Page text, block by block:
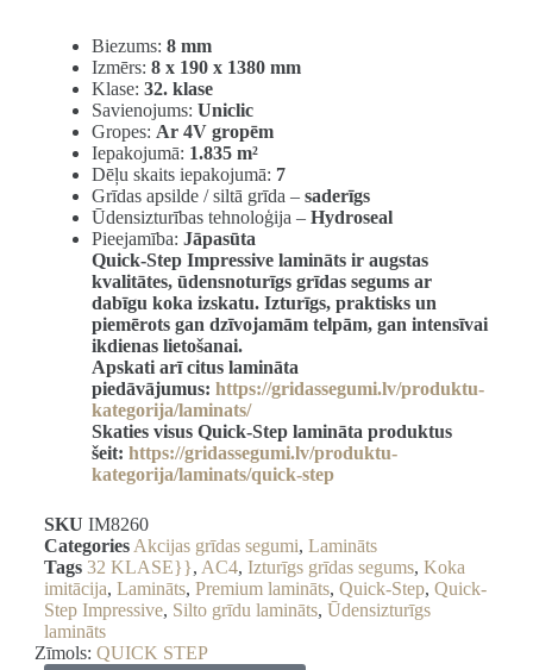
Biezums: 8 mm
Izmērs: 8 x 190 x 1380 mm
Klase: 32. klase
Savienojums: Uniclic
Gropes: Ar 4V gropēm
Iepakojumā: 1.835 m²
Dēļu skaits iepakojumā: 7
Grīdas apsilde / siltā grīda – saderīgs
Ūdensizturības tehnoloģija – Hydroseal
Pieejamība: Jāpasūta
Quick-Step Impressive lamināts ir augstas
kvalitātes, ūdensnoturīgs grīdas segums ar
dabīgu koka izskatu. Izturīgs, praktisks un
piemērots gan dzīvojamām telpām, gan intensīvai
ikdienas lietošanai.
Apskati arī citus lamināta
piedāvājumus: https://gridassegumi.lv/produktu-
kategorija/laminats/
Skaties visus Quick-Step lamināta produktus
šeit: https://gridassegumi.lv/produktu-
kategorija/laminats/quick-step
SKU IM8260
Categories Akcijas grīdas segumi, Lamināts
Tags 32 KLASE}}, AC4, Izturīgs grīdas segums, Koka
imitācija, Lamināts, Premium lamināts, Quick-Step, Quick-
Step Impressive, Silto grīdu lamināts, Ūdensizturīgs
lamināts
Zīmols: QUICK STEP